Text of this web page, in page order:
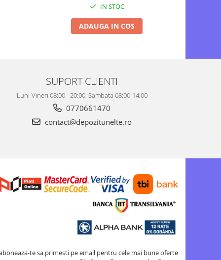
IN STOC
ADAUGA IN COS
SUPORT CLIENTI
Luni-Vineri 08:00 - 20:00; Sambata 08:00-14:00
0770661470
contact@depozitunelte.ro
te sa primesti pe email pentru cele mai bune oferte